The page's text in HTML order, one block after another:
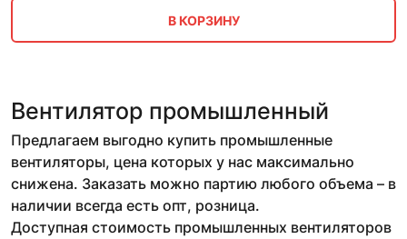
В КОРЗИНУ
Вентилятор промышленный
Предлагаем выгодно купить промышленные
вентиляторы, цена которых у нас максимально
снижена. Заказать можно партию любого объема – в
наличии всегда есть опт, розница.
Доступная стоимость промышленных вентиляторов